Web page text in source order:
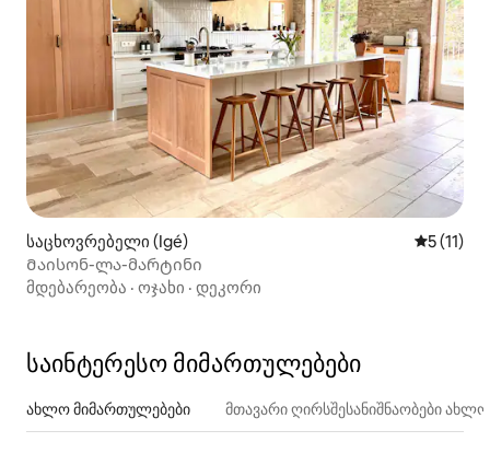
საცხოვრებელი (Igé) საშუალო
5 (11)
Მაისონ-ლა-მარტინი
მდებარეობა · ოჯახი · დეკორი
საინტერესო მიმართულებები
ახლო მიმართულებები მთავარი ღირსშესანიშნაობები